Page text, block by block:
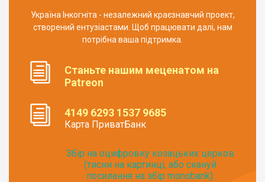
Україна Інкогніта - незалежний краєзнавчий проект,
створений ентузіастами. Щоб працювати далі, нам
потрібна ваша підтримка.
Станьте нашим меценатом на
Patreon
4149 6293 1537 9685
Карта ПриватБанк
Збір на оцифровку козацьких церков
(тисни на картинці, або скануй
посилання на збір monobank):